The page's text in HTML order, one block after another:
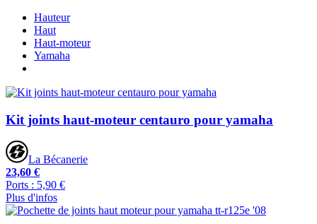
Hauteur
Haut
Haut-moteur
Yamaha
Kit joints haut-moteur centauro pour yamaha
La Bécanerie
23,60 €
Ports : 5,90 €
Plus d'infos